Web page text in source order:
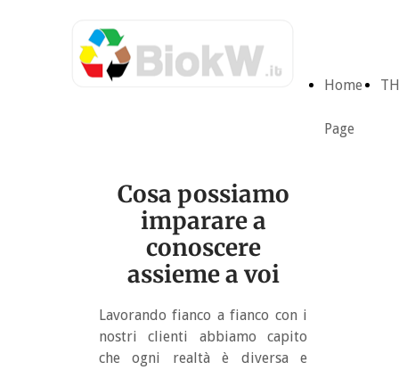
Home
Page
Cosa possiamo
imparare a
conoscere
assieme a voi
Lavorando fianco a fianco con i
nostri clienti abbiamo capito
che ogni realtà è diversa e